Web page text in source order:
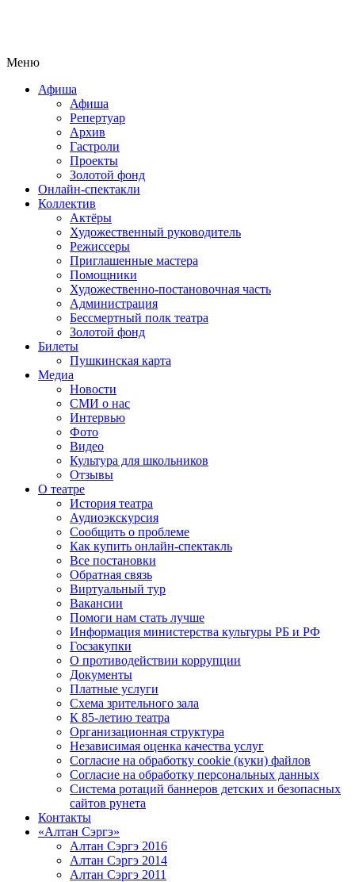
Меню
Афиша
Афиша
Репертуар
Архив
Гастроли
Проекты
Золотой фонд
Онлайн-спектакли
Коллектив
Актёры
Художественный руководитель
Режиссеры
Приглашенные мастера
Помощники
Художественно-постановочная часть
Администрация
Бессмертный полк театра
Золотой фонд
Билеты
Пушкинская карта
Медиа
Новости
СМИ о нас
Интервью
Фото
Видео
Культура для школьников
Отзывы
О театре
История театра
Аудиоэкскурсия
Сообщить о проблеме
Как купить онлайн-спектакль
Все постановки
Обратная связь
Виртуальный тур
Вакансии
Помоги нам стать лучше
Информация министерства культуры РБ и РФ
Госзакупки
О противодействии коррупции
Документы
Платные услуги
Схема зрительного зала
К 85-летию театра
Организационная структура
Независимая оценка качества услуг
Согласие на обработку cookie (куки) файлов
Согласие на обработку персональных данных
Система ротаций баннеров детских и безопасных
сайтов рунета
Контакты
«Алтан Сэргэ»
Алтан Сэргэ 2016
Алтан Сэргэ 2014
Алтан Сэргэ 2011